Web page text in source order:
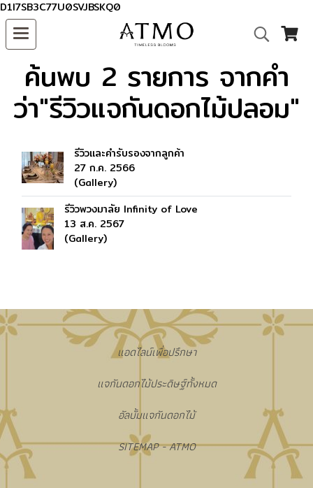
D1I7SB3C77U0SVJBSKQ0
ค้นพบ 2 รายการ จากคำ
ว่า"รีวิวแจกันดอกไม้ปลอม"
รีวิวและคำรับรองจากลูกค้า
27 ก.ค. 2566
(Gallery)
รีวิวพวงมาลัย Infinity of Love
13 ส.ค. 2567
(Gallery)
แอดไลน์เพื่อปรึกษา
แจกันดอกไม้ประดิษฐ์ทั้งหมด
อัลบั้มแจกันดอกไม้
SITEMAP - ATMO